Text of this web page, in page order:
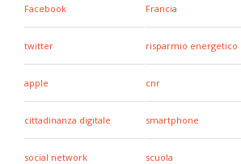
Facebook Francia
twitter risparmio energetico
apple cnr
cittadinanza digitale smartphone
social network scuola